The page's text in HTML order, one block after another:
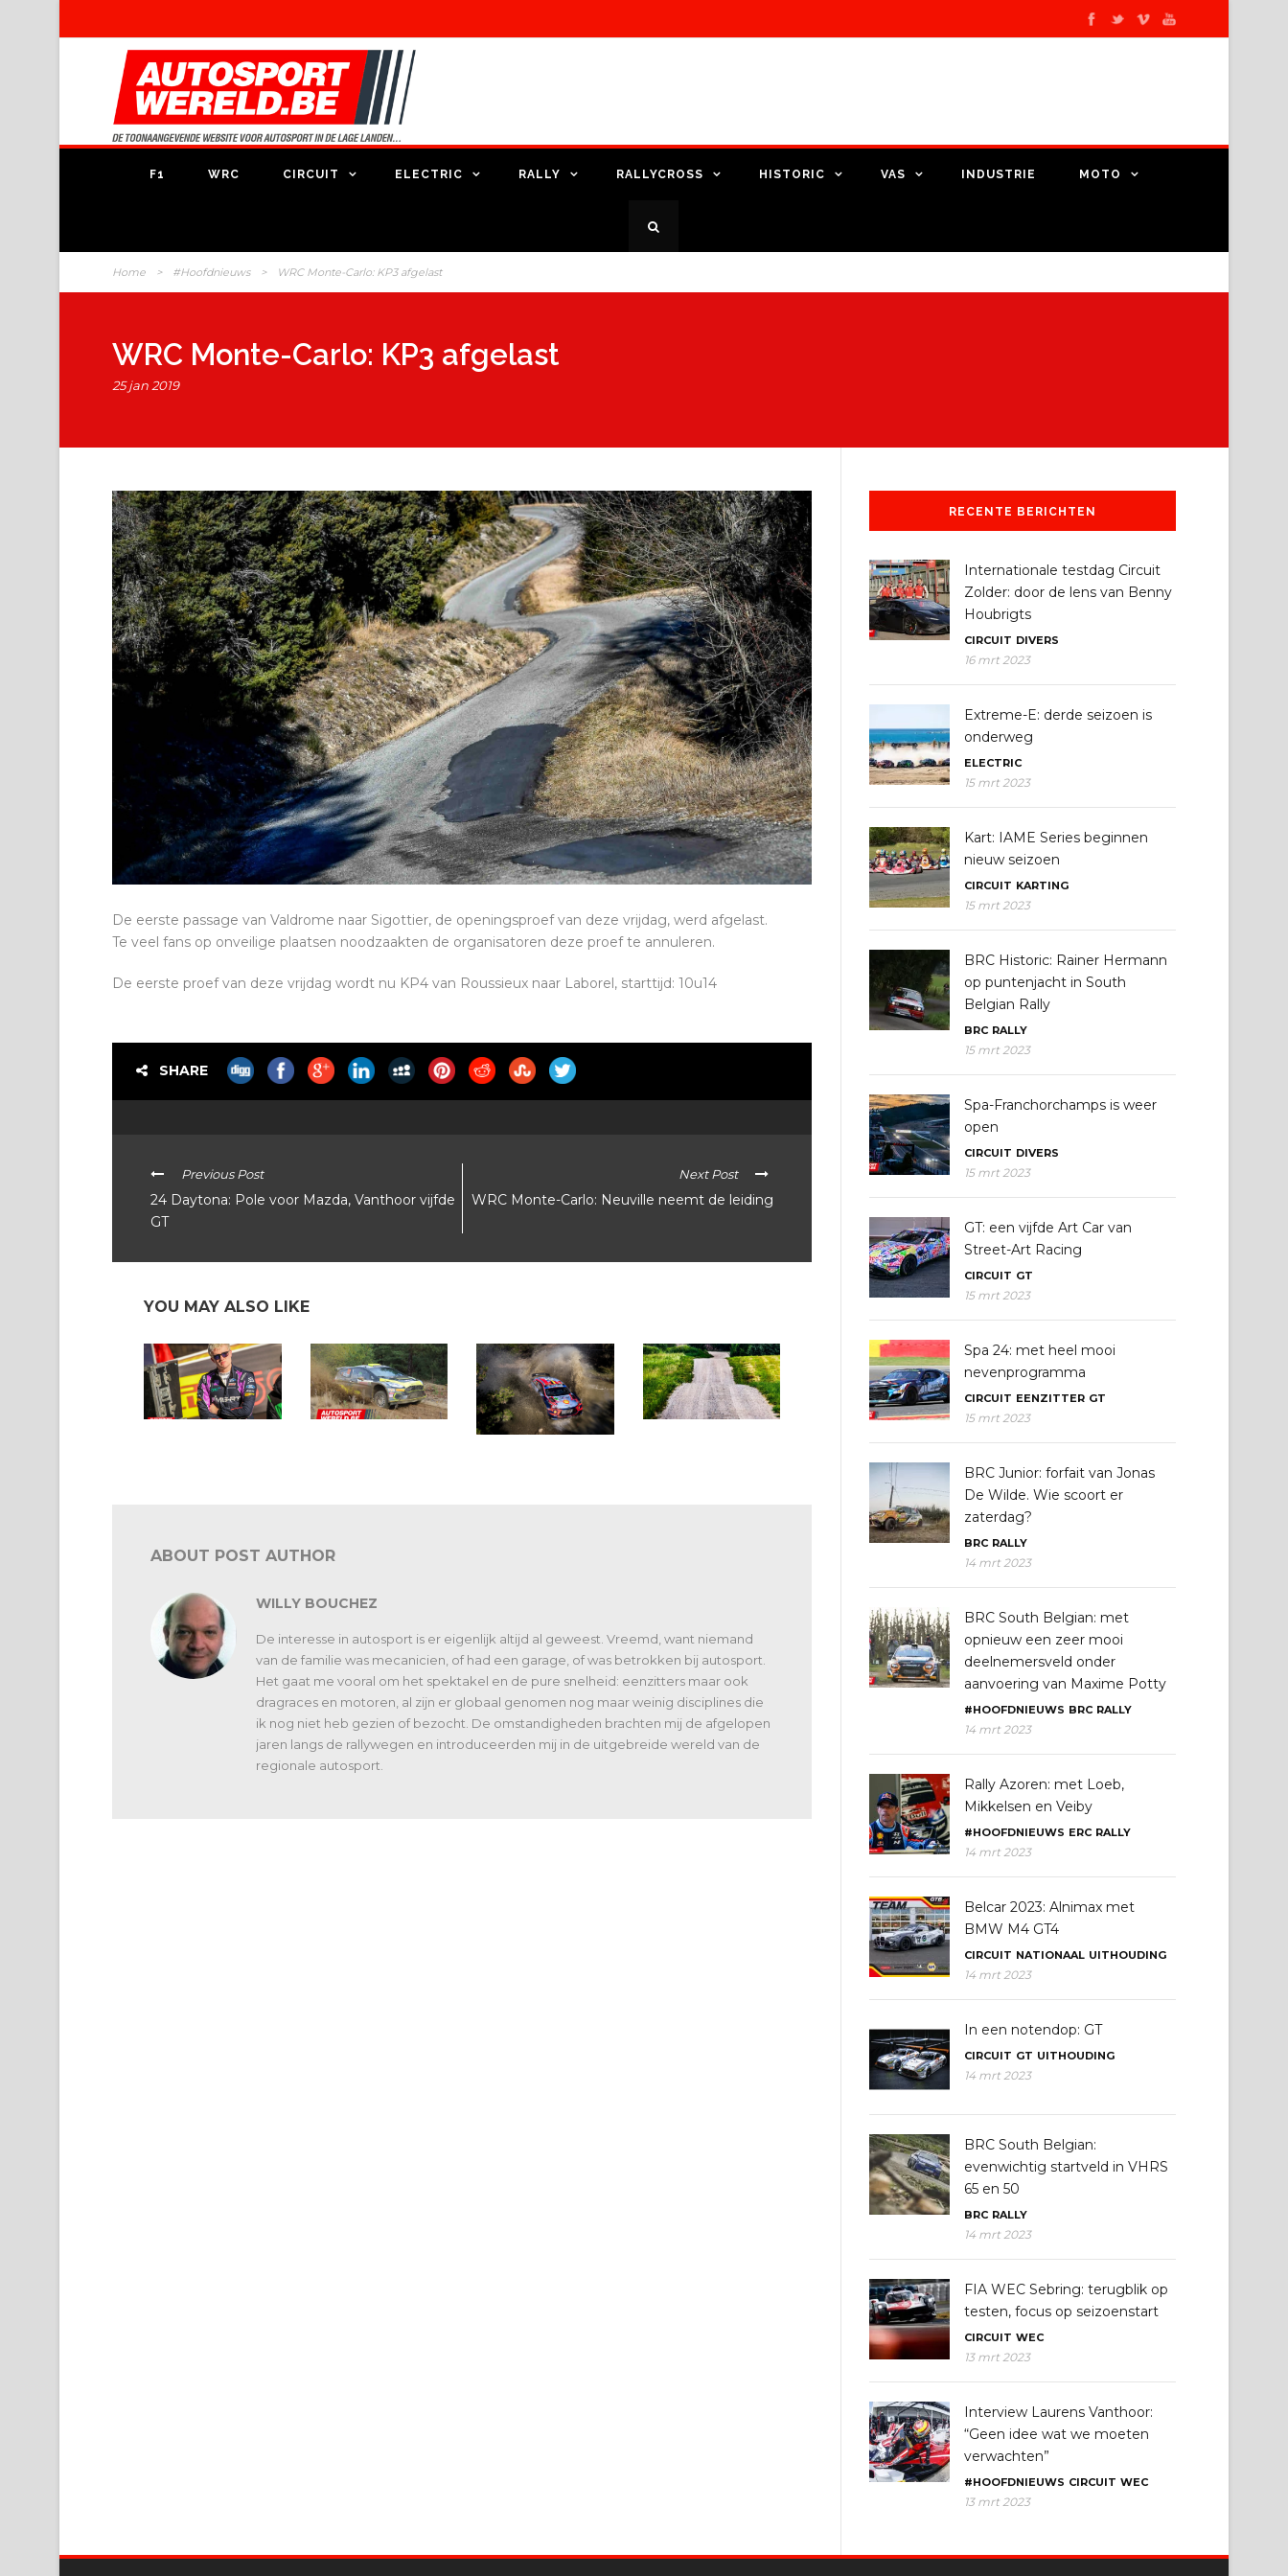
F1 WRC CIRCUIT ELECTRIC RALLY RALLYCROSS HISTORIC VAS INDUSTRIE MOTO
Home > #Hoofdnieuws > WRC Monte-Carlo: KP3 afgelast
WRC Monte-Carlo: KP3 afgelast
25 jan 2019
De eerste passage van Valdrome naar Sigottier, de openingsproef van deze vrijdag, werd afgelast.
Te veel fans op onveilige plaatsen noodzaakten de organisatoren deze proef te annuleren.
De eerste proef van deze vrijdag wordt nu KP4 van Roussieux naar Laborel, starttijd: 10u14
SHARE
Previous Post
24 Daytona: Pole voor Mazda, Vanthoor vijfde
GT
Next Post
WRC Monte-Carlo: Neuville neemt de leiding
YOU MAY ALSO LIKE
ABOUT POST AUTHOR
WILLY BOUCHEZ
De interesse in autosport is er eigenlijk altijd al geweest. Vreemd, want niemand
van de familie was mecanicien, of had een garage, of was betrokken bij autosport.
Het gaat me vooral om het spektakel en de pure snelheid: eenzitters maar ook
dragraces en motoren, al zijn er globaal genomen nog maar weinig disciplines die
ik nog niet heb gezien of bezocht. De omstandigheden brachten mij de afgelopen
jaren langs de rallywegen en introduceerden mij in de uitgebreide wereld van de
regionale autosport.
RECENTE BERICHTEN
Internationale testdag Circuit
Zolder: door de lens van Benny
Houbrigts
CIRCUIT DIVERS
16 mrt 2023
Extreme-E: derde seizoen is
onderweg
ELECTRIC
15 mrt 2023
Kart: IAME Series beginnen
nieuw seizoen
CIRCUIT KARTING
15 mrt 2023
BRC Historic: Rainer Hermann
op puntenjacht in South
Belgian Rally
BRC RALLY
15 mrt 2023
Spa-Franchorchamps is weer
open
CIRCUIT DIVERS
15 mrt 2023
GT: een vijfde Art Car van
Street-Art Racing
CIRCUIT GT
15 mrt 2023
Spa 24: met heel mooi
nevenprogramma
CIRCUIT EENZITTER GT
15 mrt 2023
BRC Junior: forfait van Jonas
De Wilde. Wie scoort er
zaterdag?
BRC RALLY
14 mrt 2023
BRC South Belgian: met
opnieuw een zeer mooi
deelnemersveld onder
aanvoering van Maxime Potty
#HOOFDNIEUWS BRC RALLY
14 mrt 2023
Rally Azoren: met Loeb,
Mikkelsen en Veiby
#HOOFDNIEUWS ERC RALLY
14 mrt 2023
Belcar 2023: Alnimax met
BMW M4 GT4
CIRCUIT NATIONAAL UITHOUDING
14 mrt 2023
In een notendop: GT
CIRCUIT GT UITHOUDING
14 mrt 2023
BRC South Belgian:
evenwichtig startveld in VHRS
65 en 50
BRC RALLY
14 mrt 2023
FIA WEC Sebring: terugblik op
testen, focus op seizoenstart
CIRCUIT WEC
13 mrt 2023
Interview Laurens Vanthoor:
“Geen idee wat we moeten
verwachten”
#HOOFDNIEUWS CIRCUIT WEC
13 mrt 2023